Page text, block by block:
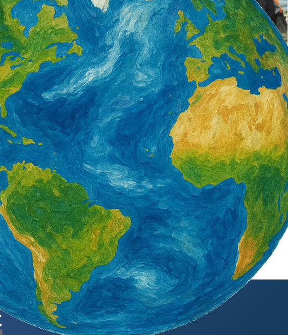
助攻職涯升級 北分署產投下半年開辦900
班次
2 天 AGO
營造類移工6月底突破3萬5千人 年增1千8
百人 一般營造增加最多
2 天 AGO
外籍勞工通訊社版權所有 ©